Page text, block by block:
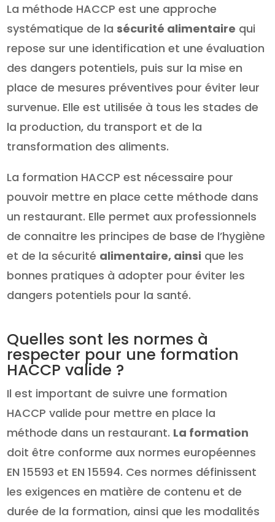
La méthode HACCP est une approche
systématique de lasécurité alimentaire qui
repose sur une identification et une évaluation
des dangers potentiels, puis sur la mise en
place de mesures préventives pour éviter leur
survenue. Elle est utilisée à tous les stades de
la production, du transport et de la
transformation des aliments.
La formation HACCP est nécessaire pour
pouvoir mettre en place cette méthode dans
un restaurant. Elle permet aux professionnels
de connaitre les principes de base de l’hygiène
et de la sécurité alimentaire, ainsi que les
bonnes pratiques à adopter pour éviter les
dangers potentiels pour la santé.
Quelles sont les normes à
respecter pour une formation
HACCP valide ?
Il est important de suivre une formation
HACCP valide pour mettre en place la
méthode dans un restaurant. La formation
doit être conforme aux normes européennes
EN 15593 et EN 15594. Ces normes définissent
les exigences en matière de contenu et de
durée de la formation, ainsi que les modalités